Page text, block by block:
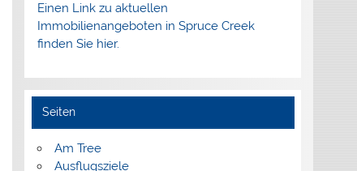
Einen Link zu aktuellen
Immobilienangeboten in Spruce Creek
finden Sie hier.
Seiten
Am Tree
Ausflugsziele